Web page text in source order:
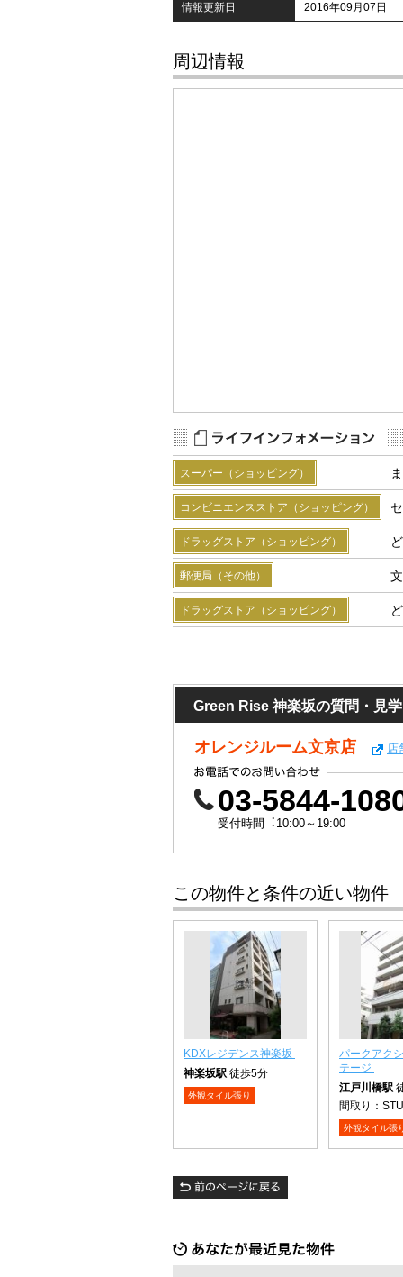
情報更新日 2016年09月07日
周辺情報
スーパー（ショッピング）
コンビニエンスストア（ショッピング）
ドラッグストア（ショッピング）
郵便局（その他）
ドラッグストア（ショッピング）
Green Rise 神楽坂の質問・見
オレンジルーム文京店 店
03-5844-
受付時間︓10:00～19:00
この物件と条件の近い物件
KDXレジデンス神楽坂
神楽坂駅 徒歩5分
外観タイル張り
パークアク
テージ
江戸川橋駅
間取り：
外観タイル張